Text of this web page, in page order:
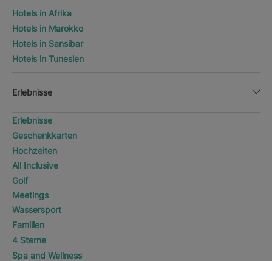
Hotels in Afrika
Hotels in Marokko
Hotels in Sansibar
Hotels in Tunesien
Erlebnisse
Erlebnisse
Geschenkkarten
Hochzeiten
All Inclusive
Golf
Meetings
Wassersport
Familien
4 Sterne
Spa and Wellness